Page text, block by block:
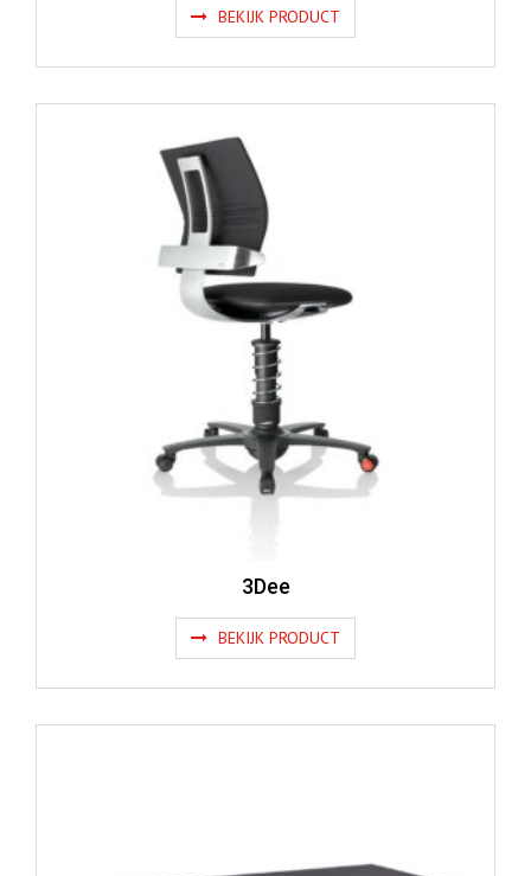
BEKIJK PRODUCT
3Dee
BEKIJK PRODUCT